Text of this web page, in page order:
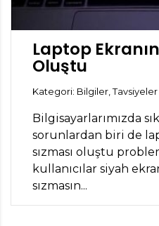
Laptop
Oluştu
Kategori: Bilgiler, Tavsiyeler
Bilgisayarlarımızda
sorunlardan biri de
sızması oluştu
kullanıcılar siyah
sızmasın...